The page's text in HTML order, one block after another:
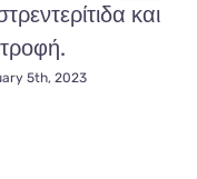
και
5th, 2023